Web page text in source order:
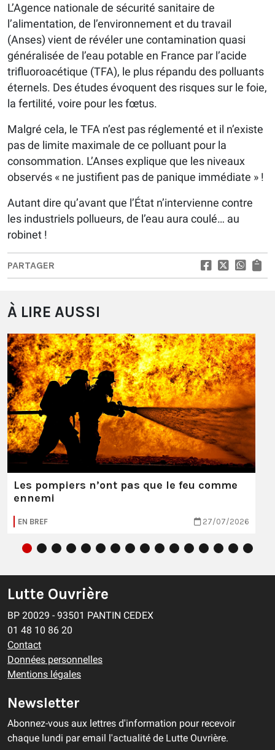
L’Agence nationale de sécurité sanitaire de
l’alimentation, de l’environnement et du travail
(Anses) vient de révéler une contamination quasi
généralisée de l’eau potable en France par l’acide
trifluoroacétique (TFA), le plus répandu des polluants
éternels. Des études évoquent des risques sur le foie,
la fertilité, voire pour les fœtus.
​Malgré cela, le TFA n’est pas réglementé et il n’existe
pas de limite maximale de ce polluant pour la
consommation. L’Anses explique que les niveaux
observés « ne justifient pas de panique immédiate » !
​Autant dire qu’avant que l’État n’intervienne contre
les industriels pollueurs, de l’eau aura coulé… au
robinet !
PARTAGER
À LIRE AUSSI
Les pompiers n’ont pas que le feu comme
ennemi
EN BREF 27/07/2026
Lutte Ouvrière
BP 20029 - 93501 PANTIN CEDEX
01 48 10 86 20
Contact
Données personnelles
Mentions légales
Newsletter
Abonnez-vous aux lettres d'information pour recevoir
chaque lundi par email l'actualité de Lutte Ouvrière.